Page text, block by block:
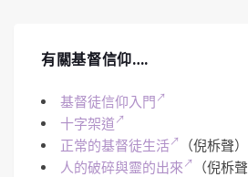
有關基督信仰….
基督徒信仰入門
十字架道
正常的基督徒生活
（倪柝聲）
人的破碎與靈的出來
（倪柝聲